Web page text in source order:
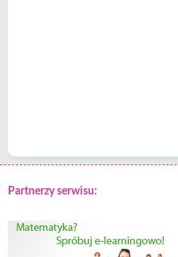
Partnerzy serwisu: